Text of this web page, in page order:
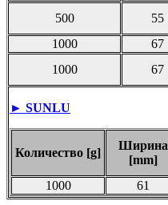
500 55
1000
67
1000
67
► SUNLU
Количество [g]
Ширина
[mm]
1000 61